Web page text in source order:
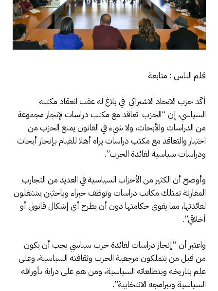
قلم الناس : متابعة
أكّد حزب الاتحاد الاشتراكي في بلاغ له عقب انعقاد مكتبه
السياسي، إن “الحزب تعاقد مع مكتب دراسات لإنجاز مجموعة
من الدراسات والأبحاث، ولا شيء في القانون يمنع الحزب من
اختيار والتعاقد مع مكتب دراسات يراه أهلا للقيام بإنجاز أبحاث
ودراسات سياسية لفائدة الحزب”.
وأوضح أن الكثير من الأحزاب السياسية في العديد من التجارب
المقارنة تمتلك مكاتب دراسات وتوظف خبراء وباحثين يشتغلون
لفائدتها، مما يقوي حكامتها دون أن يطرح أي إشكال قانوني أو
أخلاقي”.
واعتبر أن “إنجاز دراسات لفائدة حزب سياسي يجب أن يكون
من قبل من يتملكون مرجعية الحزب وثقافته السياسية، وعلى
علم بتاريخه وبتطلعاته السياسية، ومن هم على دراية بأوراقه
السياسية وببرامجه الانتخابية”.